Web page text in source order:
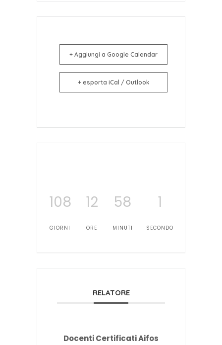
+ Aggiungi a Google Calendar
+ esporta iCal / Outlook
108
GIORNI
12
ORE
58
MINUTI
0
SECONDI
RELATORE
Docenti Certificati Aifos